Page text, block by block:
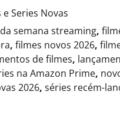
e Series Novas​
semana streaming,
, filmes novos 2026,
de filmes,
na Amazon Prime,
2026, séries recém-